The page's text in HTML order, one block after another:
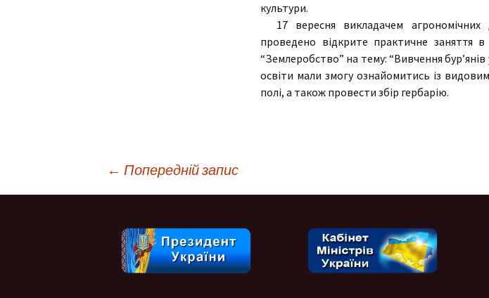
культури.
17 вересня викладачем агрономічних
проведено відкрите практичне заняття
“Землеробство” на тему: “Вивчення бур’янів
освіти мали змогу ознайомитись із
полі, а також провести збір гербарію.
Навігація
← Попередній запис